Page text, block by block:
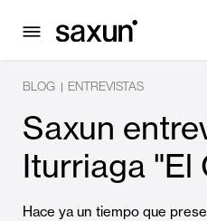
BLOG | ENTREVISTAS
Saxun
Iturriaga "El
Hace ya un tiempo que